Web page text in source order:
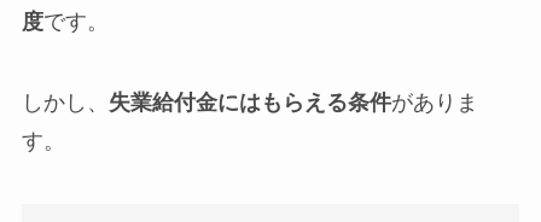
度です。
しかし、 失業給付金にはもらえる条件がありま
す。